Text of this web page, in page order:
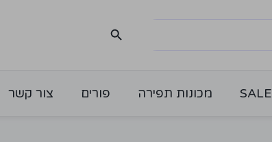
SALE מכונות תפירה פורים צור קשר